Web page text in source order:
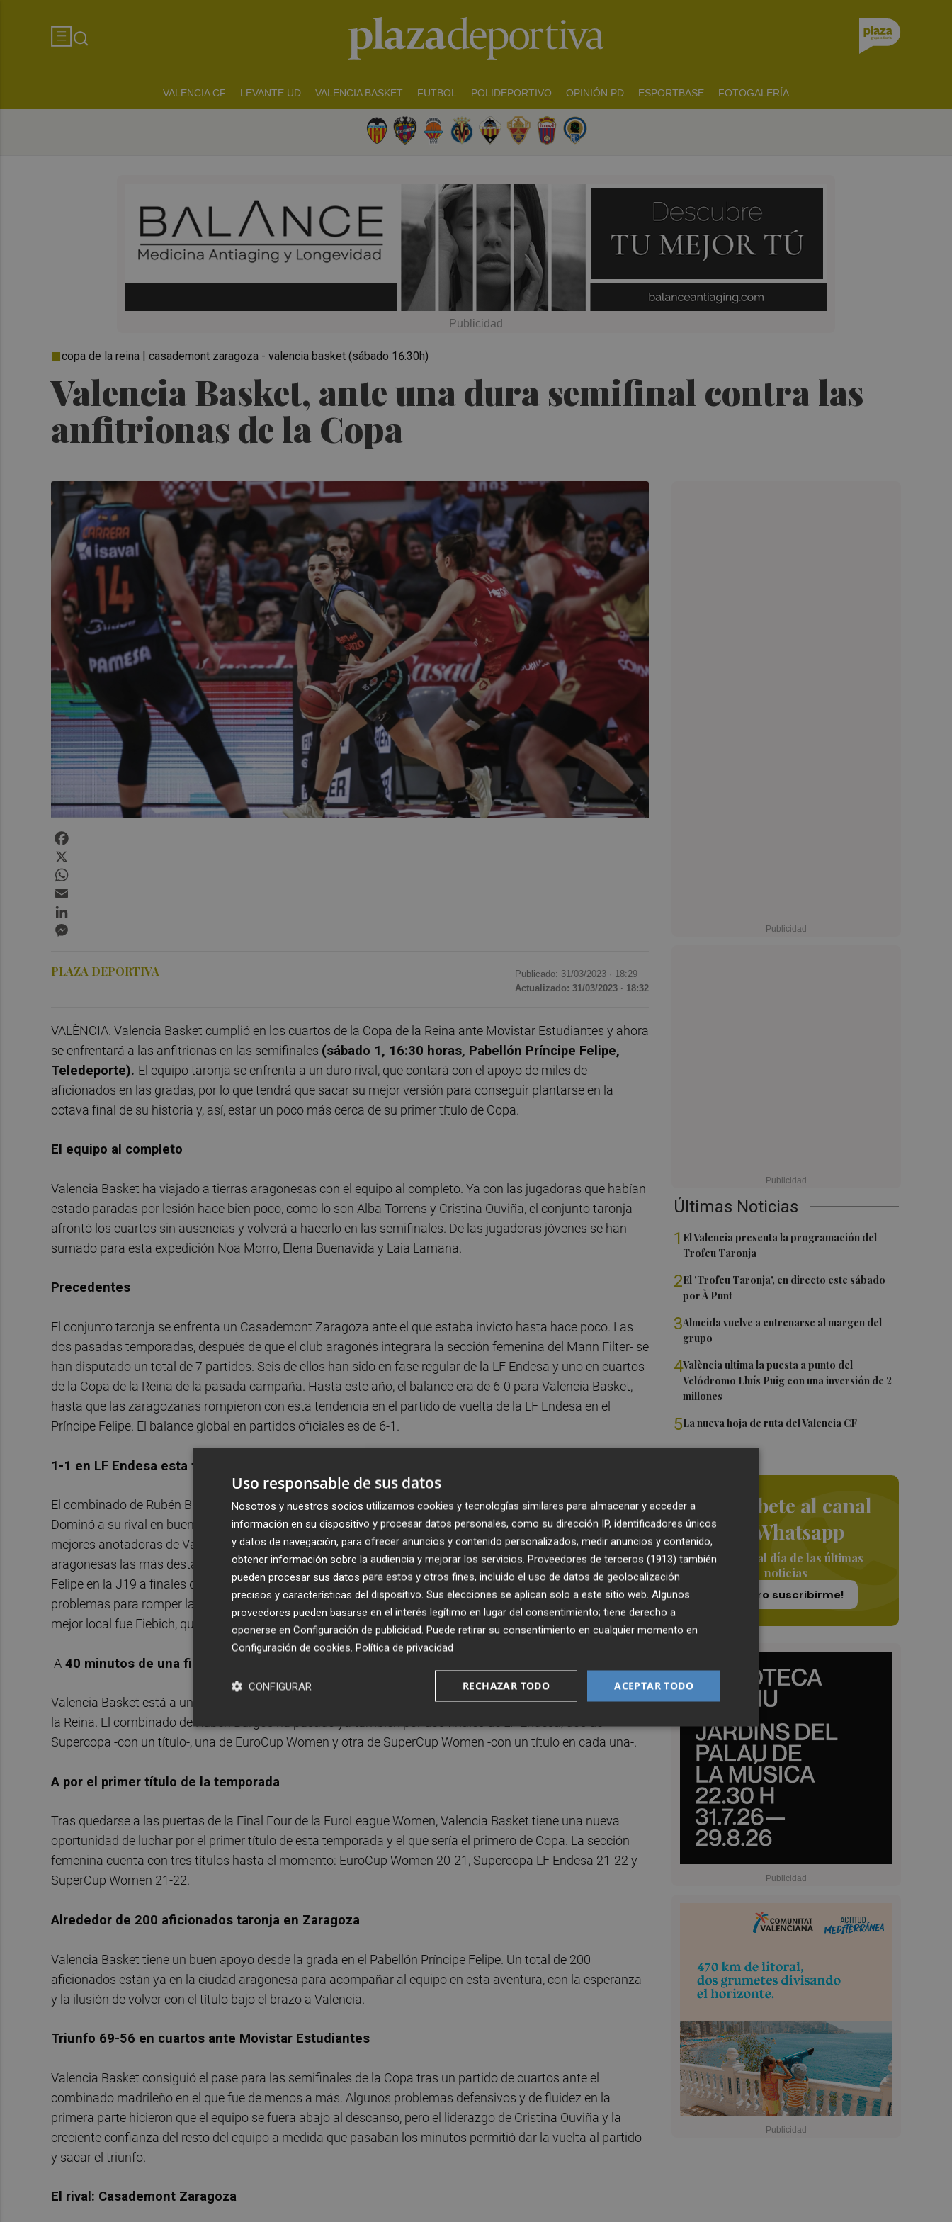
VALENCIA CF LEVANTE UD VALENCIA BASKET FUTBOL POLIDEPORTIVO OPINIÓN PD ESPORTBASE FOTOGALERÍA
Valencia Basket, ante una dura semifinal contra las
anfitrionas de la Copa
copa de la reina | casademont zaragoza - valencia basket (sábado 16:30h)
Últimas Noticias
1 El Valencia presenta la programación del
Trofeu Taronja
2El 'Trofeu Taronja', en directo este sábado
por À Punt
3Almeida vuelve a entrenarse al margen del
grupo
4València ultima la puesta a punto del
Velódromo Lluís Puig con una inversión de 2
millones
5La nueva hoja de ruta del Valencia CF
Suscríbete al canal
de Whatsapp
Siempre al día de las últimas
noticias
¡Quiero suscribirme!
PLAZA DEPORTIVA Publicado: 31/03/2023 · 18:29
Actualizado: 31/03/2023 · 18:32
VALÈNCIA. Valencia Basket cumplió en los cuartos de la Copa de la Reina ante Movistar Estudiantes y ahora
se enfrentará a las anfitrionas en las semifinales (sábado 1, 16:30 horas, Pabellón Príncipe Felipe,
Teledeporte). El equipo taronja se enfrenta a un duro rival, que contará con el apoyo de miles de
aficionados en las gradas, por lo que tendrá que sacar su mejor versión para conseguir plantarse en la
octava final de su historia y, así, estar un poco más cerca de su primer título de Copa.
El equipo al completo
Valencia Basket ha viajado a tierras aragonesas con el equipo al completo. Ya con las jugadoras que habían
estado paradas por lesión hace bien poco, como lo son Alba Torrens y Cristina Ouviña, el conjunto taronja
afrontó los cuartos sin ausencias y volverá a hacerlo en las semifinales. De las jugadoras jóvenes se han
sumado para esta expedición Noa Morro, Elena Buenavida y Laia Lamana.
Precedentes
El conjunto taronja se enfrenta un Casademont Zaragoza ante el que estaba invicto hasta hace poco. Las
dos pasadas temporadas, después de que el club aragonés integrara la sección femenina del Mann Filter- se
han disputado un total de 7 partidos. Seis de ellos han sido en fase regular de la LF Endesa y uno en cuartos
de la Copa de la Reina de la pasada campaña. Hasta este año, el balance era de 6-0 para Valencia Basket,
hasta que las zaragozanas rompieron con esta tendencia en el partido de vuelta de la LF Endesa en el
Príncipe Felipe. El balance global en partidos oficiales es de 6-1.
1-1 en LF Endesa esta temporada
El combinado de Rubén Burgos se llevó el triunfo en el partido de ida en la Fonteta en la J2 por 62-58.
Dominó a su rival en buena parte del partido, pero sufrió en los últimos minutos para cerrar el triunfo. Las
mejores anotadoras de Valencia Basket fueron Salvadores (13), Casas (12) y Lamana (12). Por el lado de las
aragonesas las más destacadas fueron Hempe (19) y Gimeno (13). En el partido de vuelta en el Príncipe
Felipe en la J19 a finales de enero, las de Rubén Burgos no tuvieron el día y cayeron 77-55. El equipo tuvo
problemas para romper la defensa local y encontrar acierto, mientras que su rival sí que lo consiguió. La
mejor local fue Fiebich, que llegó a los 27 de valoración, la mejor taronja fue Carrera con 16.
A 40 minutos de una final
Valencia Basket está a un solo partido de plantarse en la octava final de su historia, la segunda en Copa de
la Reina. El combinado de Rubén Burgos ha pasado ya también por dos finales de LF Endesa, dos de
Supercopa -con un título-, una de EuroCup Women y otra de SuperCup Women -con un título en cada una-.
A por el primer título de la temporada
Tras quedarse a las puertas de la Final Four de la EuroLeague Women, Valencia Basket tiene una nueva
oportunidad de luchar por el primer título de esta temporada y el que sería el primero de Copa. La sección
femenina cuenta con tres títulos hasta el momento: EuroCup Women 20-21, Supercopa LF Endesa 21-22 y
SuperCup Women 21-22.
Alrededor de 200 aficionados taronja en Zaragoza
Valencia Basket tiene un buen apoyo desde la grada en el Pabellón Príncipe Felipe. Un total de 200
aficionados están ya en la ciudad aragonesa para acompañar al equipo en esta aventura, con la esperanza
y la ilusión de volver con el título bajo el brazo a Valencia.
Triunfo 69-56 en cuartos ante Movistar Estudiantes
Valencia Basket consiguió el pase para las semifinales de la Copa tras un partido de cuartos ante el
combinado madrileño en el que fue de menos a más. Algunos problemas defensivos y de fluidez en la
primera parte hicieron que el equipo se fuera abajo al descanso, pero el liderazgo de Cristina Ouviña y la
creciente confianza del resto del equipo a medida que pasaban los minutos permitió dar la vuelta al partido
y sacar el triunfo.
El rival: Casademont Zaragoza
Uso responsable de sus datos
Nosotros y nuestros socios utilizamos cookies y tecnologías similares para almacenar y acceder a
información en su dispositivo y procesar datos personales, como su dirección IP, identificadores únicos
y datos de navegación, para ofrecer anuncios y contenido personalizados, medir anuncios y contenido,
obtener información sobre la audiencia y mejorar los servicios. Proveedores de terceros (1913) también
pueden procesar sus datos para estos y otros fines, incluido el uso de datos de geolocalización
precisos y características del dispositivo. Sus elecciones se aplican solo a este sitio web. Algunos
proveedores pueden basarse en el interés legítimo en lugar del consentimiento; tiene derecho a
oponerse en Configuración de publicidad. Puede retirar su consentimiento en cualquier momento en
Configuración de cookies. Política de privacidad
ACEPTAR TODO
RECHAZAR TODO
CONFIGURAR